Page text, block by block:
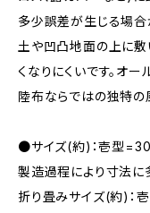
多少誤差が生じる場合
土や凹凸地面の上に敷
くなりにくいです。オ
陸布ならではの独特の
●サイズ(約)：壱型
製造過程により寸法に
折り畳みサイズ(約)：